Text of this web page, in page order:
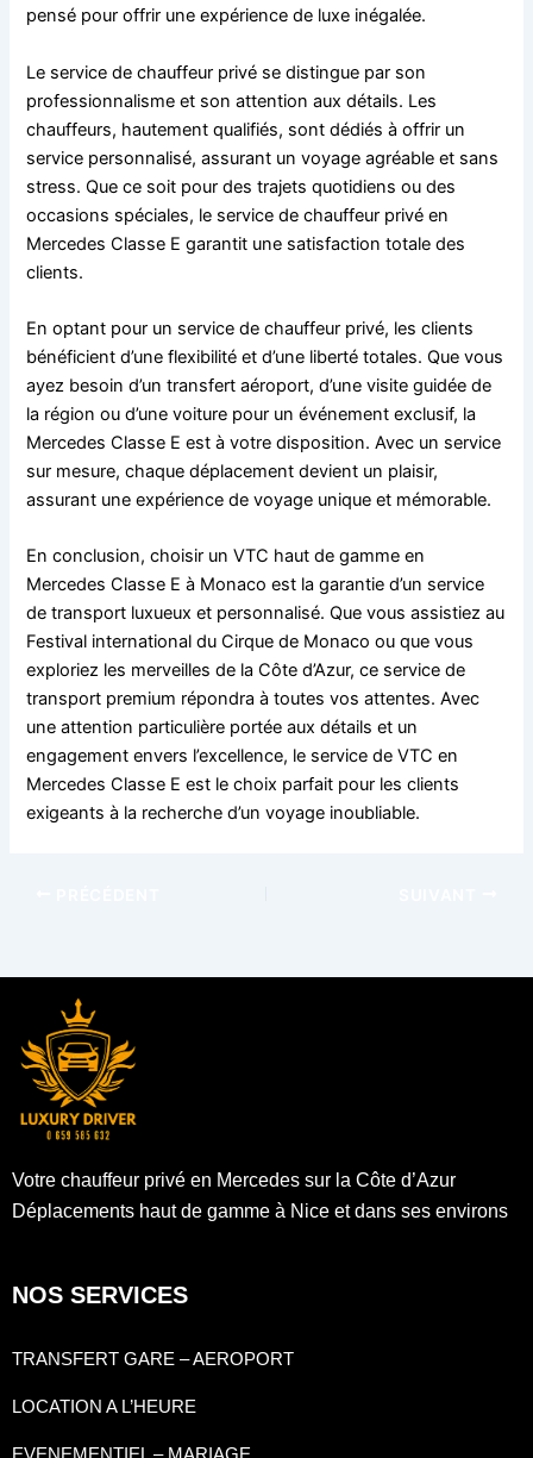
pensé pour offrir une expérience de luxe inégalée.
Le service de chauffeur privé se distingue par son
professionnalisme et son attention aux détails. Les
chauffeurs, hautement qualifiés, sont dédiés à offrir un
service personnalisé, assurant un voyage agréable et sans
stress. Que ce soit pour des trajets quotidiens ou des
occasions spéciales, le service de chauffeur privé en
Mercedes Classe E garantit une satisfaction totale des
clients.
En optant pour un service de chauffeur privé, les clients
bénéficient d’une flexibilité et d’une liberté totales. Que vous
ayez besoin d’un transfert aéroport, d’une visite guidée de
la région ou d’une voiture pour un événement exclusif, la
Mercedes Classe E est à votre disposition. Avec un service
sur mesure, chaque déplacement devient un plaisir,
assurant une expérience de voyage unique et mémorable.
En conclusion, choisir un VTC haut de gamme en
Mercedes Classe E à Monaco est la garantie d’un service
de transport luxueux et personnalisé. Que vous assistiez au
Festival international du Cirque de Monaco ou que vous
exploriez les merveilles de la Côte d’Azur, ce service de
transport premium répondra à toutes vos attentes. Avec
une attention particulière portée aux détails et un
engagement envers l’excellence, le service de VTC en
Mercedes Classe E est le choix parfait pour les clients
exigeants à la recherche d’un voyage inoubliable.
Votre chauffeur privé en Mercedes sur la Côte d’Azur
Déplacements haut de gamme à Nice et dans ses environs
NOS SERVICES
TRANSFERT GARE – AEROPORT
LOCATION A L’HEURE
EVENEMENTIEL – MARIAGE